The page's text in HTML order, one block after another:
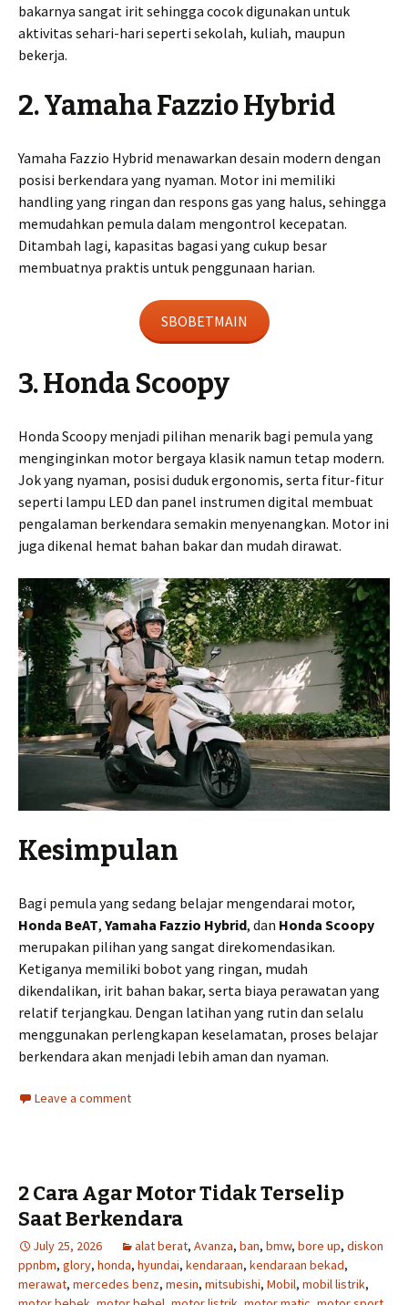
bakarnya sangat irit sehingga cocok digunakan untuk
aktivitas sehari-hari seperti sekolah, kuliah, maupun
bekerja.
2. Yamaha Fazzio Hybrid
Yamaha Fazzio Hybrid menawarkan desain modern dengan
posisi berkendara yang nyaman. Motor ini memiliki
handling yang ringan dan respons gas yang halus, sehingga
memudahkan pemula dalam mengontrol kecepatan.
Ditambah lagi, kapasitas bagasi yang cukup besar
membuatnya praktis untuk penggunaan harian.
SBOBETMAIN
3. Honda Scoopy
Honda Scoopy menjadi pilihan menarik bagi pemula yang
menginginkan motor bergaya klasik namun tetap modern.
Jok yang nyaman, posisi duduk ergonomis, serta fitur-fitur
seperti lampu LED dan panel instrumen digital membuat
pengalaman berkendara semakin menyenangkan. Motor ini
juga dikenal hemat bahan bakar dan mudah dirawat.
Kesimpulan
Bagi pemula yang sedang belajar mengendarai motor,
Honda BeAT, Yamaha Fazzio Hybrid, dan Honda Scoopy
merupakan pilihan yang sangat direkomendasikan.
Ketiganya memiliki bobot yang ringan, mudah
dikendalikan, irit bahan bakar, serta biaya perawatan yang
relatif terjangkau. Dengan latihan yang rutin dan selalu
menggunakan perlengkapan keselamatan, proses belajar
berkendara akan menjadi lebih aman dan nyaman.
Leave a comment
2 Cara Agar Motor Tidak Terselip
Saat Berkendara
July 25, 2026 alat berat, Avanza, ban, bmw, bore up, diskon
ppnbm, glory, honda, hyundai, kendaraan, kendaraan bekad,
merawat, mercedes benz, mesin, mitsubishi, Mobil, mobil listrik,